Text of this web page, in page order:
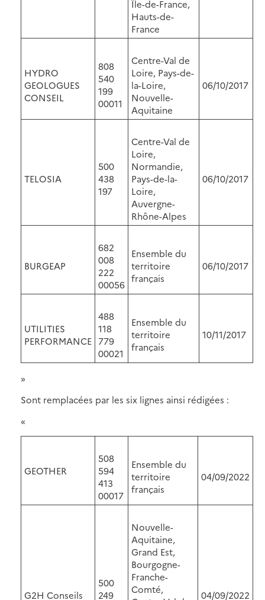
Île-de-France,
Hauts-de-
France
HYDRO
GEOLOGUES
CONSEIL
808
540
199
00011
Centre-Val de
Loire, Pays-de-
la-Loire,
Nouvelle-
Aquitaine
06/10/2017
TELOSIA
500
438
197
Centre-Val de
Loire,
Normandie,
Pays-de-la-
Loire,
Auvergne-
Rhône-Alpes
06/10/2017
BURGEAP
682
008
222
00056
Ensemble du
territoire
français
06/10/2017
UTILITIES
PERFORMANCE
488
118
779
00021
Ensemble du
territoire
français
10/11/2017
»
Sont remplacées par les six lignes ainsi rédigées :
«
GEOTHER
508
594
413
00017
Ensemble du
territoire
français
04/09/2022
G2H Conseils
500
249
Nouvelle-
Aquitaine,
Grand Est,
Bourgogne-
Franche-
Comté,
04/09/2022